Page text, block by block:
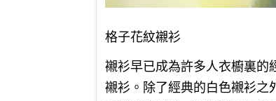
格子花紋襯衫
襯衫早已成為許多人衣櫥裏的
襯衫。除了經典的白色襯衫之